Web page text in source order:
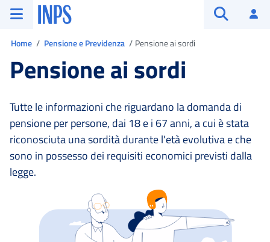
Vai al menu principale
Vai al contenuto principale
Vai al pie' di pagina
INPS ()
Home Pensione e Previdenza Pensione ai sordi
Pensione ai sordi
Tutte le informazioni che riguardano la domanda di
pensione per persone, dai 18 e i 67 anni, a cui è stata
riconosciuta una sordità durante l'età evolutiva e che
sono in possesso dei requisiti economici previsti dalla
legge.